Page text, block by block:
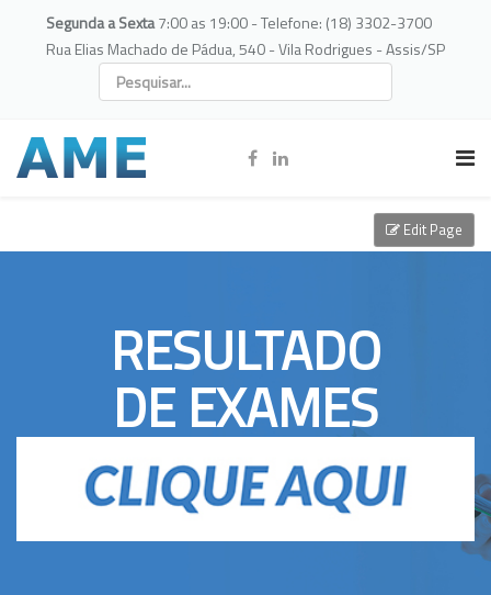
Segunda a Sexta7:00 as 19:00 - Telefone: (18) 3302-3700
Rua Elias Machado de Pádua, 540 - Vila Rodrigues - Assis/SP
RESULTADO
DE EXAMES
Edit Page